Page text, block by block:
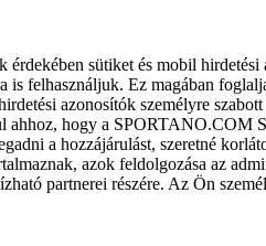
sütiket és mobil
is felhasználjuk. Ez magában
azonosítók személyre
hogy a SPORTANO.COM
a hozzájárulást, szeretné
azok feldolgozása az
partnerei részére. Az Ön